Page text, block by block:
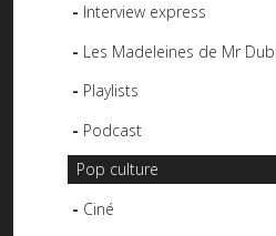
Interview express
Les Madeleines de Mr
Playlists
Podcast
Pop culture
Ciné